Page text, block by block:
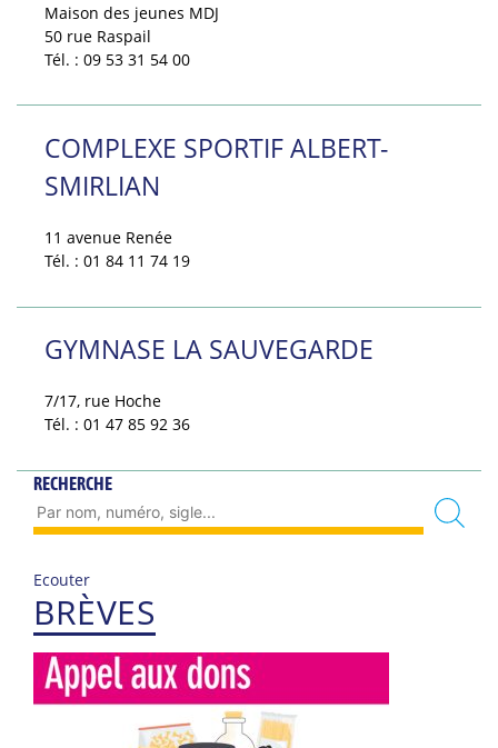
Maison des jeunes MDJ
50 rue Raspail
Tél. : 09 53 31 54 00
COMPLEXE SPORTIF ALBERT-
SMIRLIAN
11 avenue Renée
Tél. : 01 84 11 74 19
GYMNASE LA SAUVEGARDE
7/17, rue Hoche
Tél. : 01 47 85 92 36
RECHERCHE
Ecouter
BRÈVES